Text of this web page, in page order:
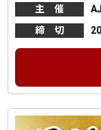
主 催
締 切